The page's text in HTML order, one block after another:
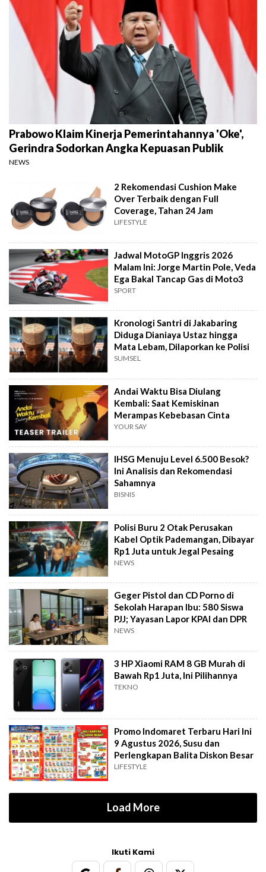
Prabowo Klaim Kinerja Pemerintahannya 'Oke',
Gerindra Sodorkan Angka Kepuasan Publik
NEWS
2 Rekomendasi Cushion Make
Over Terbaik dengan Full
Coverage, Tahan 24 Jam
LIFESTYLE
Jadwal MotoGP Inggris 2026
Malam Ini: Jorge Martin Pole, Veda
Ega Bakal Tancap Gas di Moto3
SPORT
Kronologi Santri di Jakabaring
Diduga Dianiaya Ustaz hingga
Mata Lebam, Dilaporkan ke Polisi
SUMSEL
Andai Waktu Bisa Diulang
Kembali: Saat Kemiskinan
Merampas Kebebasan Cinta
YOUR SAY
IHSG Menuju Level 6.500 Besok?
Ini Analisis dan Rekomendasi
Sahamnya
BISNIS
Polisi Buru 2 Otak Perusakan
Kabel Optik Pademangan, Dibayar
Rp1 Juta untuk Jegal Pesaing
NEWS
Geger Pistol dan CD Porno di
Sekolah Harapan Ibu: 580 Siswa
PJJ; Yayasan Lapor KPAI dan DPR
NEWS
3 HP Xiaomi RAM 8 GB Murah di
Bawah Rp1 Juta, Ini Pilihannya
TEKNO
Promo Indomaret Terbaru Hari Ini
9 Agustus 2026, Susu dan
Perlengkapan Balita Diskon Besar
LIFESTYLE
Load More
Ikuti Kami